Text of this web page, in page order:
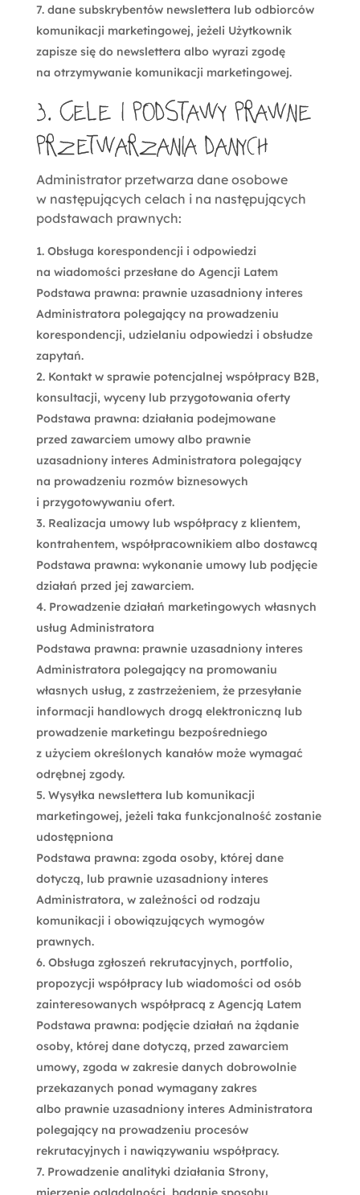
dane subskrybentów newslettera lub odbiorców
komunikacji marketingowej, jeżeli Użytkownik
zapisze się do newslettera albo wyrazi zgodę
na otrzymywanie komunikacji marketingowej.
3. Cele i podstawy prawne
przetwarzania danych
Administrator przetwarza dane osobowe
w następujących celach i na następujących
podstawach prawnych:
Obsługa korespondencji i odpowiedzi
na wiadomości przesłane do Agencji Latem
Podstawa prawna: prawnie uzasadniony interes
Administratora polegający na prowadzeniu
korespondencji, udzielaniu odpowiedzi i obsłudze
zapytań.
Kontakt w sprawie potencjalnej współpracy B2B,
konsultacji, wyceny lub przygotowania oferty
Podstawa prawna: działania podejmowane
przed zawarciem umowy albo prawnie
uzasadniony interes Administratora polegający
na prowadzeniu rozmów biznesowych
i przygotowywaniu ofert.
Realizacja umowy lub współpracy z klientem,
kontrahentem, współpracownikiem albo dostawcą
Podstawa prawna: wykonanie umowy lub podjęcie
działań przed jej zawarciem.
Prowadzenie działań marketingowych własnych
usług Administratora
Podstawa prawna: prawnie uzasadniony interes
Administratora polegający na promowaniu
własnych usług, z zastrzeżeniem, że przesyłanie
informacji handlowych drogą elektroniczną lub
prowadzenie marketingu bezpośredniego
z użyciem określonych kanałów może wymagać
odrębnej zgody.
Wysyłka newslettera lub komunikacji
marketingowej, jeżeli taka funkcjonalność zostanie
udostępniona
Podstawa prawna: zgoda osoby, której dane
dotyczą, lub prawnie uzasadniony interes
Administratora, w zależności od rodzaju
komunikacji i obowiązujących wymogów
prawnych.
Obsługa zgłoszeń rekrutacyjnych, portfolio,
propozycji współpracy lub wiadomości od osób
zainteresowanych współpracą z Agencją Latem
Podstawa prawna: podjęcie działań na żądanie
osoby, której dane dotyczą, przed zawarciem
umowy, zgoda w zakresie danych dobrowolnie
przekazanych ponad wymagany zakres
albo prawnie uzasadniony interes Administratora
polegający na prowadzeniu procesów
rekrutacyjnych i nawiązywaniu współpracy.
Prowadzenie analityki działania Strony,